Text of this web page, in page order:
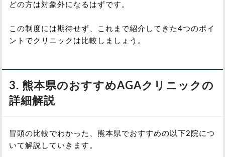
どの方は対象外になるはずです。
この制度には期待せず、これまで紹介してきた4つのポイ
ントでクリニックは比較しましょう。
3. 熊本県のおすすめAGAクリニックの
詳細解説
冒頭の比較でわかった、熊本県でおすすめの以下2院につ
いて解説していきます。